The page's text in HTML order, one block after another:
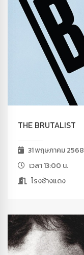
THE BRUTALIST
31 พฤษภาคม 2568
เวลา 13:00 น.
โรงช้างแดง